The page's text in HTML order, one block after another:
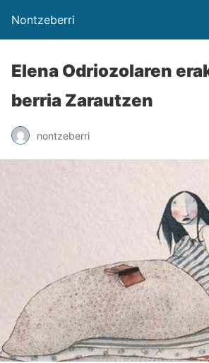
Nontzeberri
Elena Odriozolaren
berria Zarautzen
nontzeberri